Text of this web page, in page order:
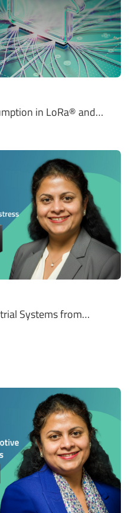
in LoRa® and…
Systems from…